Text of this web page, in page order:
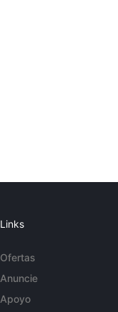
Links
Ofertas
Anuncie
Apoyo